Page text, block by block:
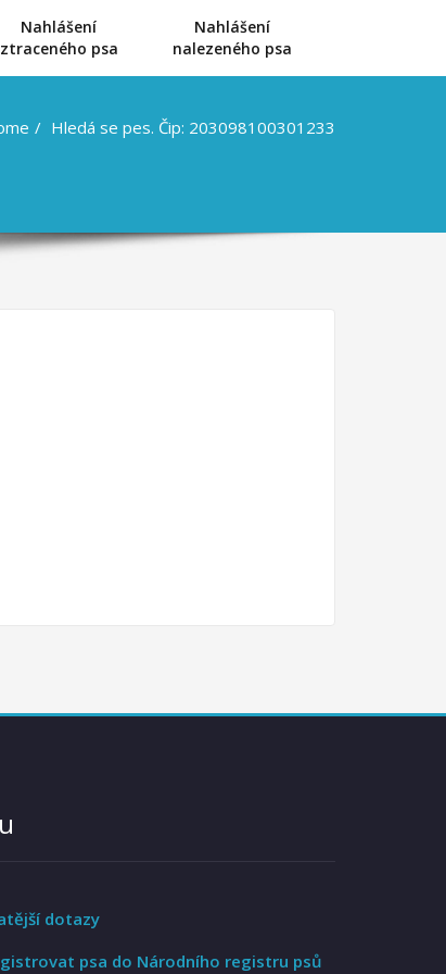
Nahlášení
ztraceného psa
Nahlášení
nalezeného psa
Hledá se pes. Čip: 203098100301233
dotazy
psa do Národního registru psů